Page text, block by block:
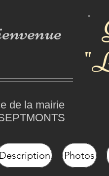
de la mairie
Description Photos